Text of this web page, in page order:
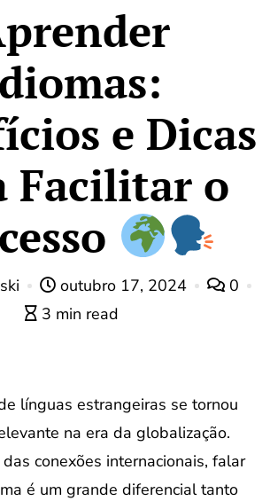
e Dicas
Facilitar o
outubro 17, 2024
0
3 min read
línguas estrangeiras se tornou
na era da globalização.
conexões internacionais, falar
é um grande diferencial tanto